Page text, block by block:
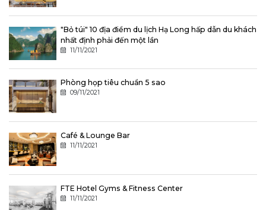
"Bỏ túi" 10 địa điểm du lịch Hạ Long hấp dẫn du khách
nhất định phải đến một lần
11/11/2021
Phòng họp tiêu chuẩn 5 sao
09/11/2021
Café & Lounge Bar
11/11/2021
FTE Hotel Gyms & Fitness Center
11/11/2021